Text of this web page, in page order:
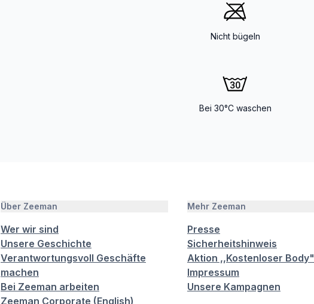
Nicht bügeln
Bei 30°C waschen
Über Zeeman
Wer wir sind
Unsere Geschichte
Verantwortungsvoll Geschäfte
machen
Bei Zeeman arbeiten
Zeeman Corporate (English)
Mehr Zeeman
Presse
Sicherheitshinweis
Aktion ,,Kostenloser Body"
Impressum
Unsere Kampagnen